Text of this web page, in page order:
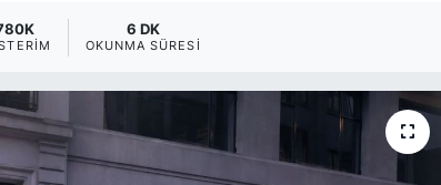
6 DK
OKUNMA SÜRESI